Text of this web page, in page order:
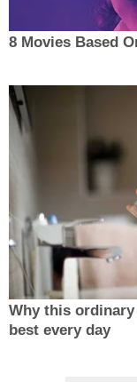
8 Movies Based
Why this
best every day